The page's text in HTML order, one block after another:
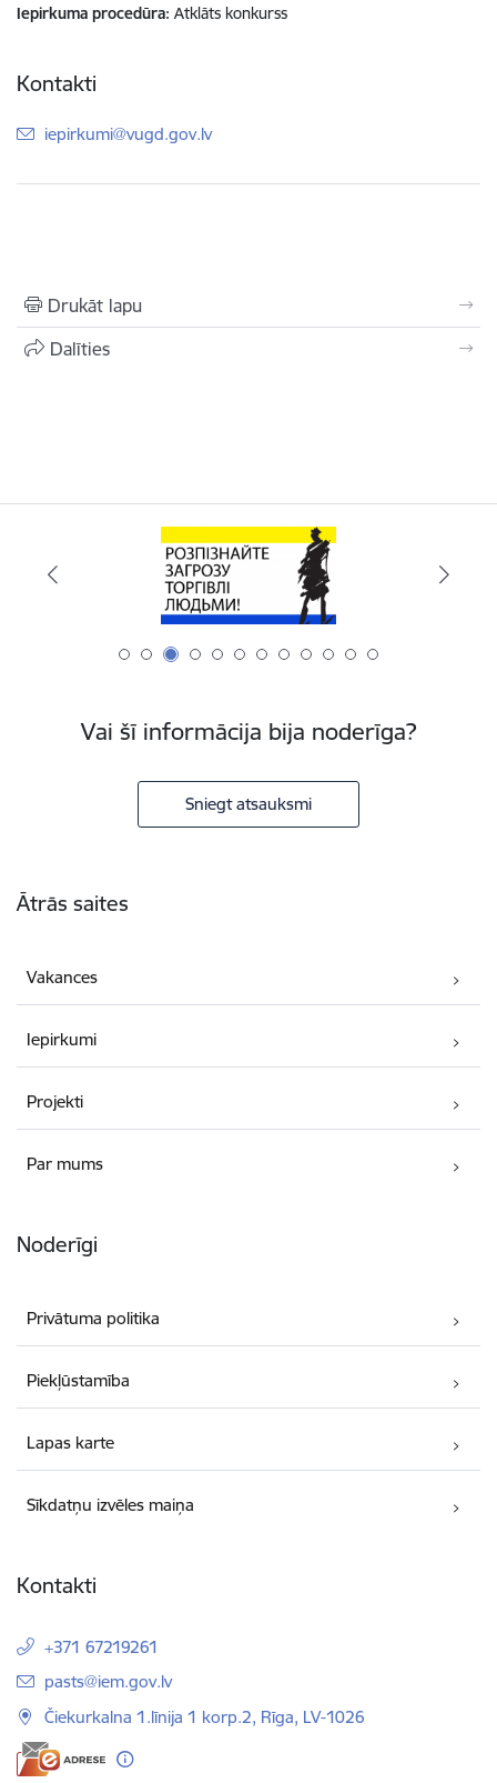
Iepirkuma procedūra Atklāts konkurss
Kontakti
E-pasts:
iepirkumi@vugd.gov.lv
Drukāt lapu
Dalīties
Vai šī informācija bija noderīga?
Sniegt atsauksmi
Ātrās saites
Vakances
Iepirkumi
Projekti
Par mums
Noderīgi
Privātuma politika
Piekļūstamība
Lapas karte
Sīkdatņu izvēles maiņa
Kontakti
+371 67219261
E-pasts:
pasts@iem.gov.lv
Čiekurkalna 1.līnija 1 korp.2, Rīga, LV-1026